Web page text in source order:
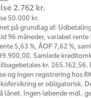
2.762 kr.
50.000 kr.
på grundlag af:
96 måneder, variabel rente
5,63 %, ÅOP 7,62 %,
Samlede
kr. 265.162,56.
og ingen registrering hos
er obligatorisk.
lånet. Ingen løbende mdl.